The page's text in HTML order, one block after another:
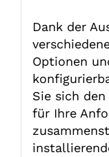
Dank der
Optionen
Sie sich
für Ihre